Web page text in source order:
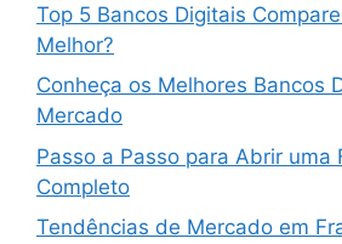
Top 5 Bancos Digitais
Melhor?
Conheça os Melhores Bancos
Mercado
Passo a Passo para Abrir uma
Completo
Tendências de Mercado em